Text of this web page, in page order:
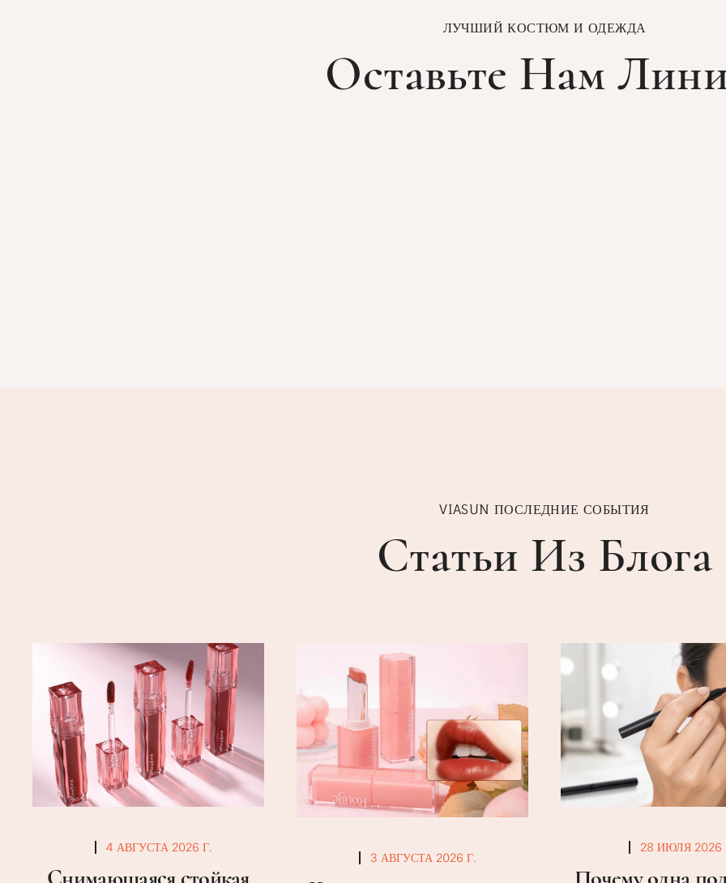
ЛУЧШИЙ КОСТЮМ И ОДЕЖДА
Оставьте Нам
VIASUN ПОСЛЕДНИЕ СОБЫТИЯ
Статьи Из Блога
4 АВГУСТА 2026 Г.
3 АВГУСТА 2026 Г.
28 ИЮЛЯ 2026